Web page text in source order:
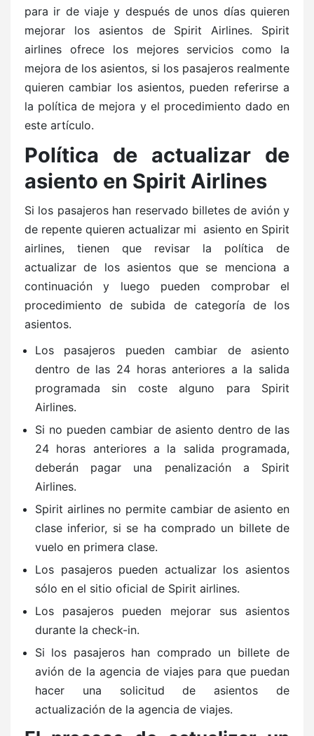
para ir de viaje y después de unos días quieren
mejorar los asientos de Spirit Airlines. Spirit
airlines ofrece los mejores servicios como la
mejora de los asientos, si los pasajeros realmente
quieren cambiar los asientos, pueden referirse a
la política de mejora y el procedimiento dado en
este artículo.
Política de actualizar de
asiento en Spirit Airlines
Si los pasajeros han reservado billetes de avión y
de repente quieren actualizar mi asiento en Spirit
airlines, tienen que revisar la política de
actualizar de los asientos que se menciona a
continuación y luego pueden comprobar el
procedimiento de subida de categoría de los
asientos.
Los pasajeros pueden cambiar de asiento
dentro de las 24 horas anteriores a la salida
programada sin coste alguno para Spirit
Airlines.
Si no pueden cambiar de asiento dentro de las
24 horas anteriores a la salida programada,
deberán pagar una penalización a Spirit
Airlines.
Spirit airlines no permite cambiar de asiento en
clase inferior, si se ha comprado un billete de
vuelo en primera clase.
Los pasajeros pueden actualizar los asientos
sólo en el sitio oficial de Spirit airlines.
Los pasajeros pueden mejorar sus asientos
durante la check-in.
Si los pasajeros han comprado un billete de
avión de la agencia de viajes para que puedan
hacer una solicitud de asientos de
actualización de la agencia de viajes.